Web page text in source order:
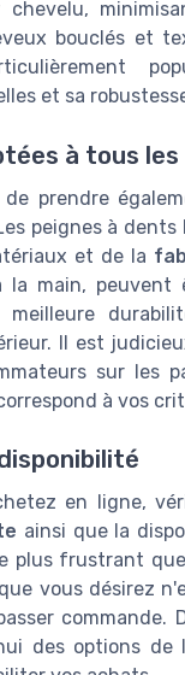
bouclés et
et sa
à tous
prendre
peignes à
et de la
la main, peuvent
meilleure
Il est
sur les
à vos
en ligne,
ainsi que la
plus frustrant
vous désirez
commande.
des options de